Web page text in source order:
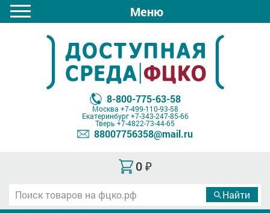
Меню
8-800-775-63-58
Москва +7-499-110-93-58
Екатеринбург+7-343-247-85-66
Тверь +7-4822-73-44-65
88007756358@mail.ru
0 ₽